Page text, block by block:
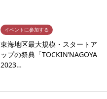
イベントに参加する
東海地区最大規模・スタートア
ップの祭典「TOCKIN’NAGOYA
2023…